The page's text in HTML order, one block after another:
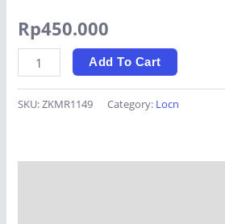
Rp450.000
Kaca
Mobil
Kedungkendo
Add To Cart
SKU:ZKMR1149 Category: Locn